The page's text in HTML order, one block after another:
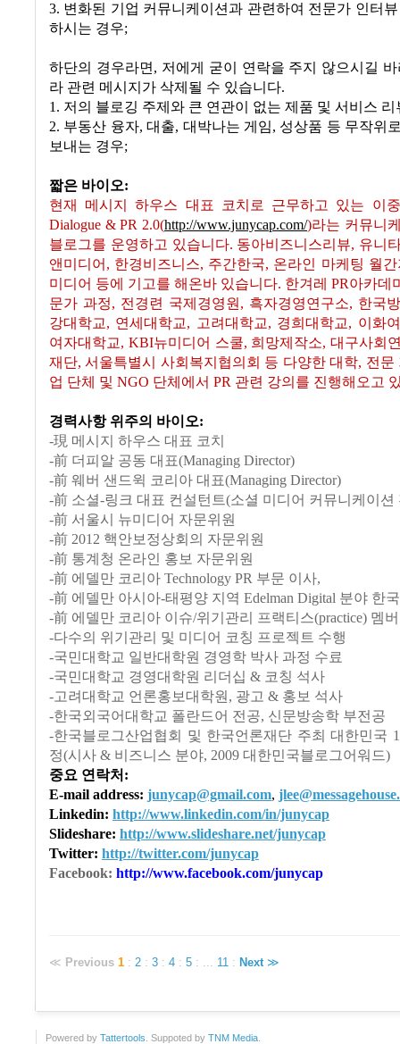
3. 변화된 기업 커뮤니케이션과 관련하여 전문가 인터
하시는 경우;
하단의 경우라면, 저에게 굳이 연락을 주지 않으시길
라 관련 메시지가 삭제될 수 있습니다.
1. 저의 블로깅 주제와 큰 연관이 없는 제품 및 서비스 리
2. 부동산 융자, 대출, 대박나는 게임, 성상품 등 무작위
보내는 경우;
짧은 바이오:
현재 메시지 하우스 대표 코치로 근무하고 있는 이중
Dialogue & PR 2.0(http://www.junycap.com/)라는 커뮤니
블로그를 운영하고 있습니다. 동아비즈니스리뷰, 유니
앤미디어, 한경비즈니스, 주간한국, 온라인 마케팅 월
미디어 등에 기고를 해온바 있습니다. 한겨레 PR아카데
문가 과정, 전경련 국제경영원, 흑자경영연구소, 한국
강대학교, 연세대학교, 고려대학교, 경희대학교, 이화
여자대학교, KBI뉴미디어 스쿨, 희망제작소, 대구사회
재단, 서울특별시 사회복지협의회 등 다양한 대학, 전문
업 단체 및 NGO 단체에서 PR 관련 강의를 진행해오고
경력사항 위주의 바이오:
-現 메시지 하우스 대표 코치
-前 더피알 공동 대표(Managing Director)
-前 웨버 샌드윅 코리아 대표(Managing Director)
-前 소셜-링크 대표 컨설턴트(소셜 미디어 커뮤니케이션
-前 서울시 뉴미디어 자문위원
-前 2012 핵안보정상회의 자문위원
-前 통계청 온라인 홍보 자문위원
-前 에델만 코리아 Technology PR 부문 이사,
-前 에델만 아시아-태평양 지역 Edelman Digital 분야 한
-前 에델만 코리아 이슈/위기관리 프랙티스(practice) 멤버
-다수의 위기관리 및 미디어 코칭 프로젝트 수행
-국민대학교 일반대학원 경영학 박사 과정 수료
-국민대학교 경영대학원 리더십 & 코칭 석사
-고려대학교 언론홍보대학원, 광고 & 홍보 석사
-한국외국어대학교 폴란드어 전공, 신문방송학 부전공
-한국블로그산업협회 및 한국언론재단 주최 대한민국
정(시사 & 비즈니스 분야, 2009 대한민국블로그어워드)
중요 연락처:
E-mail address: junycap@gmail.com,
Linkedin: http://www.linkedin.com/in/junycap
Slideshare: http://www.slideshare.net/junycap
Twitter: http://twitter.com/junycap
Facebook: http://www.facebook.com/junycap
≪ Previous 1 : 2 : 3 : 4 : 5 : 11 : Next ≫
Powered by Tattertools . Suppoted by TNM Media